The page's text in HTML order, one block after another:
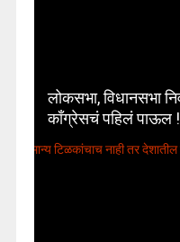
लोकसभा, विधानसभा
काँग्रेसचं पहिलं पाऊल !